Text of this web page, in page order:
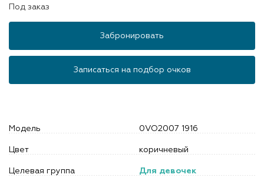
Под заказ
Забронировать
Записаться на подбор очков
Модель 0VO2007 1916
Цвет коричневый
Целевая группа Для девочек